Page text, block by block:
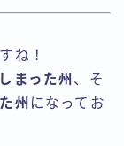
ね！
まった州 、そ
州 になってお